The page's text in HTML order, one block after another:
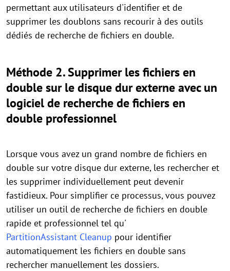
permettant aux utilisateurs d'identifier et de
supprimer les doublons sans recourir à des outils
dédiés de recherche de fichiers en double.
Méthode 2. Supprimer les fichiers en
double sur le disque dur externe avec un
logiciel de recherche de fichiers en
double professionnel
Lorsque vous avez un grand nombre de fichiers en
double sur votre disque dur externe, les rechercher et
les supprimer individuellement peut devenir
fastidieux. Pour simplifier ce processus, vous pouvez
utiliser un outil de recherche de fichiers en double
rapide et professionnel tel qu'
PartitionAssistant Cleanup pour identifier
automatiquement les fichiers en double sans
rechercher manuellement les dossiers.